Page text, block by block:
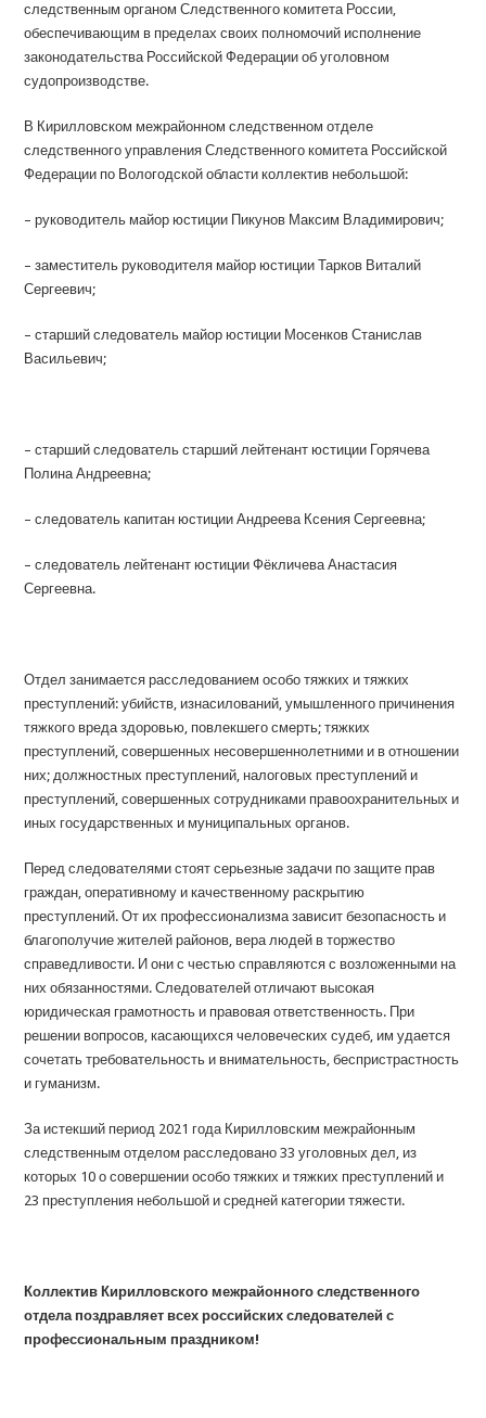
следственным органом Следственного комитета России,
обеспечивающим в пределах своих полномочий исполнение
законодательства Российской Федерации об уголовном
судопроизводстве.
В Кирилловском межрайонном следственном отделе
следственного управления Следственного комитета Российской
Федерации по Вологодской области коллектив небольшой:
– руководитель майор юстиции Пикунов Максим Владимирович;
– заместитель руководителя майор юстиции Тарков Виталий
Сергеевич;
– старший следователь майор юстиции Мосенков Станислав
Васильевич;
– старший следователь старший лейтенант юстиции Горячева
Полина Андреевна;
– следователь капитан юстиции Андреева Ксения Сергеевна;
– следователь лейтенант юстиции Фёкличева Анастасия
Сергеевна.
Отдел занимается расследованием особо тяжких и тяжких
преступлений: убийств, изнасилований, умышленного причинения
тяжкого вреда здоровью, повлекшего смерть; тяжких
преступлений, совершенных несовершеннолетними и в отношении
них; должностных преступлений, налоговых преступлений и
преступлений, совершенных сотрудниками правоохранительных и
иных государственных и муниципальных органов.
Перед следователями стоят серьезные задачи по защите прав
граждан, оперативному и качественному раскрытию
преступлений. От их профессионализма зависит безопасность и
благополучие жителей районов, вера людей в торжество
справедливости. И они с честью справляются с возложенными на
них обязанностями. Следователей отличают высокая
юридическая грамотность и правовая ответственность. При
решении вопросов, касающихся человеческих судеб, им удается
сочетать требовательность и внимательность, беспристрастность
и гуманизм.
За истекший период 2021 года Кирилловским межрайонным
следственным отделом расследовано 33 уголовных дел, из
которых 10 о совершении особо тяжких и тяжких преступлений и
23 преступления небольшой и средней категории тяжести.
Коллектив Кирилловского межрайонного следственного
отдела поздравляет всех российских следователей с
профессиональным праздником!